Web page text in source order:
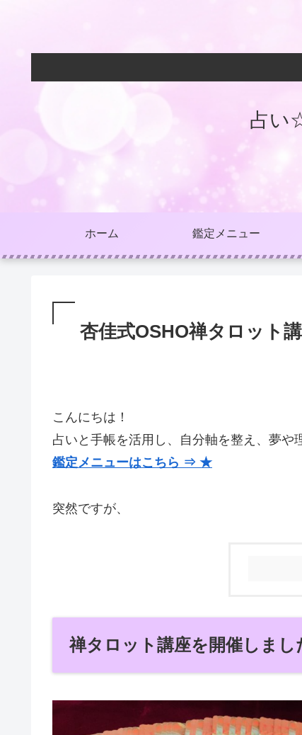
占い
ホーム 鑑定メニュー
杏佳式OSHO禅タロット
こんにちは！
占いと手帳を活用し、自分軸を整え、夢や
鑑定メニューはこちら ⇒ ★
突然ですが、
禅タロット講座を開催しまし